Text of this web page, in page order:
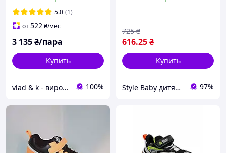
5.0 (1)
от522₴/мес
3 135₴/пара
Купить
vlad & k - виробник дитячого взуття та одягу для танців і гімнастики 100%
616.25₴
725 ₴
Купить
Style Baby дитячий магазин 97%